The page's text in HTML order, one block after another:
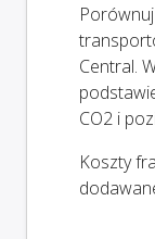
Central.
CO2 i
Koszty